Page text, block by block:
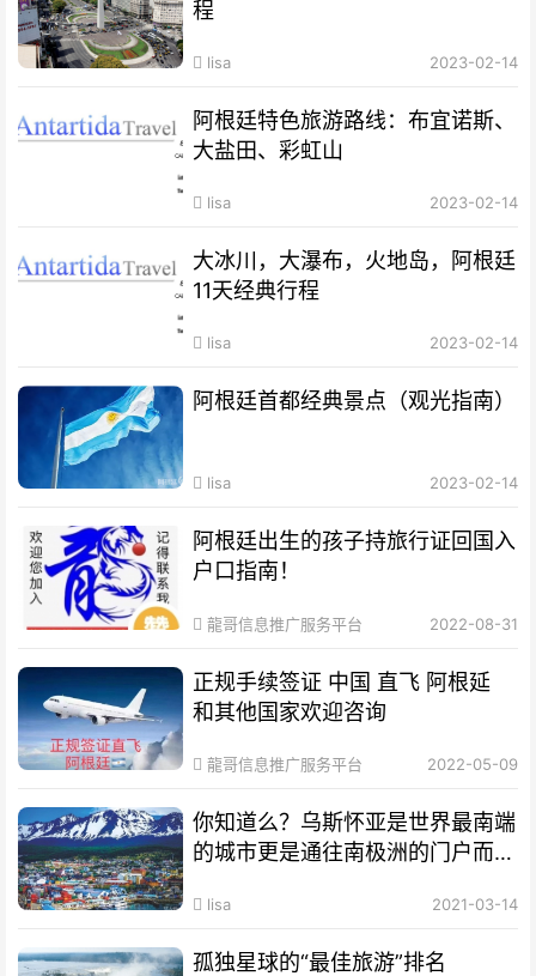
程
lisa 2023-02-14
阿根廷特色旅游路线：布宜诺斯、
大盐田、彩虹山
lisa 2023-02-14
大冰川，大瀑布，火地岛，阿根廷
11天经典行程
lisa 2023-02-14
阿根廷首都经典景点（观光指南）
lisa 2023-02-14
阿根廷出生的孩子持旅行证回国入
户口指南！
龍哥信息推广服务平台 2022-08-31
正规手续签证 中国 直飞 阿根延
和其他国家欢迎咨询
龍哥信息推广服务平台 2022-05-09
你知道么？乌斯怀亚是世界最南端
的城市更是通往南极洲的门户而驰
lisa 2021-03-14
孤独星球的“最佳旅游”排名